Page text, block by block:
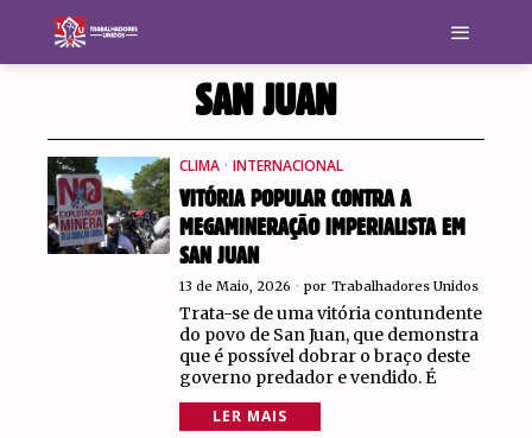
SAN JUAN
CLIMA · INTERNACIONAL
VITÓRIA POPULAR CONTRA A
MEGAMINERAÇÃO IMPERIALISTA EM
SAN JUAN
13 de Maio, 2026 por Trabalhadores Unidos
Trata-se de uma vitória contundente
do povo de San Juan, que demonstra
que é possível dobrar o braço deste
governo predador e vendido. É
LER MAIS